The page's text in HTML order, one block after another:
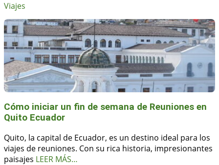
Viajes
Cómo iniciar un fin de semana de Reuniones en
Quito Ecuador
Quito, la capital de Ecuador, es un destino ideal para los
viajes de reuniones. Con su rica historia, impresionantes
paisajes LEER MÁS…